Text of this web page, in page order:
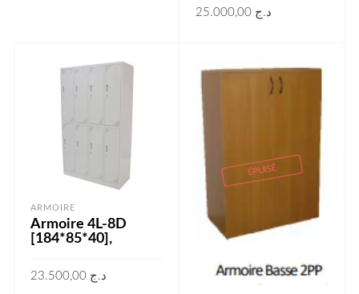
د.ج
ARMOIRE
Armoire 4L-8D
[184*85*40],
د.ج 23.500,00
ÉPUISÉ